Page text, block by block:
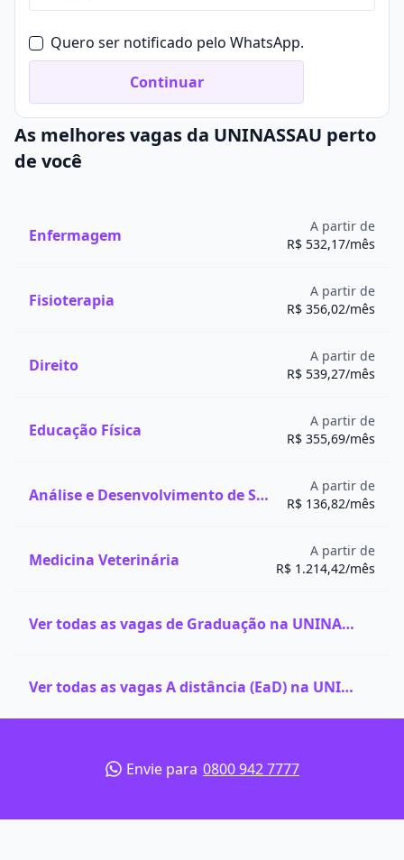
Quero ser notificado pelo WhatsApp.
Continuar
As melhores vagas da UNINASSAU perto
de você
Enfermagem
A partir de
R$ 532,17/mês
Fisioterapia
A partir de
R$ 356,02/mês
Direito
A partir de
R$ 539,27/mês
Educação Física
A partir de
R$ 355,69/mês
Análise e Desenvolvimento de Sistemas
A partir de
R$ 136,82/mês
Medicina Veterinária
A partir de
R$ 1.214,42/mês
Ver todas as vagas de Graduação na UNINASSAU
Ver todas as vagas A distância (EaD) na UNINASSAU
Envie para 0800 942 7777